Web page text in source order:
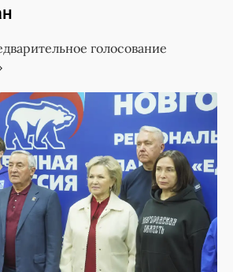
голосование